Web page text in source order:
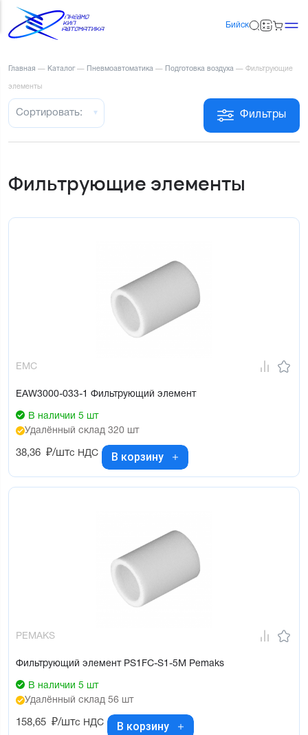
Бийск
Главная — Каталог — Пневмоавтоматика — Подготовка воздуха — Фильтрующие
элементы
Фильтры
Сортировать:
Фильтрующие элементы
EMC
EAW3000-033-1 Фильтрующий элемент
В наличии 5 шт
Удалённый склад 320 шт
38,36 ₽/штс НДС В корзину
PEMAKS
Фильтрующий элемент PS1FC-S1-5M Pemaks
В наличии 5 шт
Удалённый склад 56 шт
158,65 ₽/штс НДС В корзину